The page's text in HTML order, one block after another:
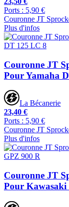
Ports : 5,90 €
Couronne JT
Plus d'infos
Couronne JT
Pour Yamaha
La Bécanerie
23,40 €
Ports : 5,90 €
Couronne JT
Plus d'infos
Couronne JT
Pour Kawasaki